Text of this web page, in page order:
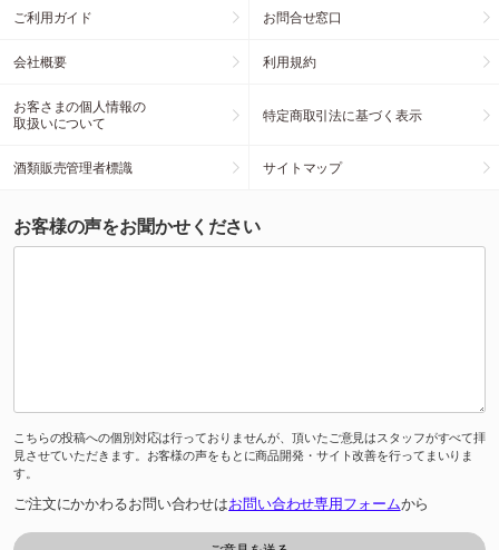
ご利用ガイド お問合せ窓口
会社概要 利用規約
お客さまの個人情報の
取扱いについて
特定商取引法に基づく表示
酒類販売管理者標識 サイトマップ
お客様の声をお聞かせください
こちらの投稿への個別対応は行っておりませんが、頂いたご意見はスタッフがすべて拝
見させていただきます。お客様の声をもとに商品開発・サイト改善を行ってまいりま
す。
ご注文にかかわるお問い合わせはお問い合わせ専用フォームから